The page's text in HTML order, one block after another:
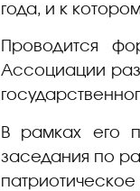
года, и к
Проводится
Ассоциации
В рамках его
заседания по